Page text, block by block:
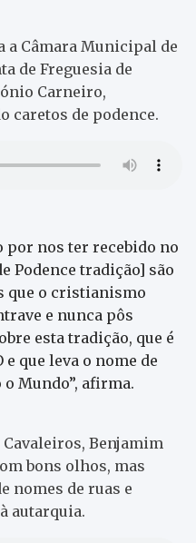
a Câmara Municipal de
de Freguesia de
Carneiro,
caretos de podence.
por nos ter recebido no
Podence tradição] são
que o cristianismo
e nunca pôs
esta tradição, que é
que leva o nome de
Mundo”, afirma.
Benjamim
bons olhos, mas
nomes de ruas e
autarquia.